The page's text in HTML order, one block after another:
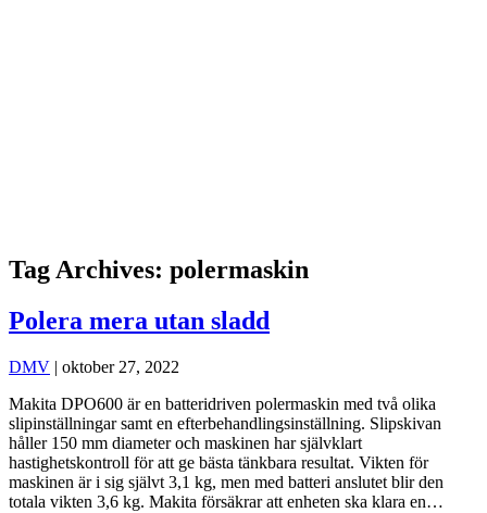
Tag Archives: polermaskin
Polera mera utan sladd
DMV | oktober 27, 2022
Makita DPO600 är en batteridriven polermaskin med två olika
slipinställningar samt en efterbehandlingsinställning. Slipskivan
håller 150 mm diameter och maskinen har självklart
hastighetskontroll för att ge bästa tänkbara resultat. Vikten för
maskinen är i sig självt 3,1 kg, men med batteri anslutet blir den
totala vikten 3,6 kg. Makita försäkrar att enheten ska klara en…